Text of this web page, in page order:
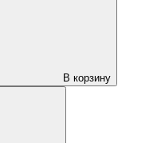
В корзину